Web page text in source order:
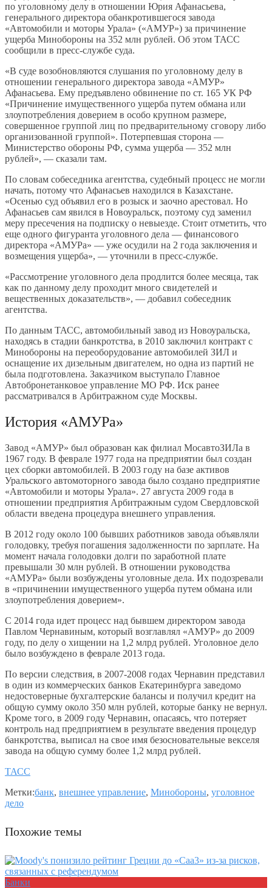
по уголовному делу в отношении Юрия Афанасьева,
генерального директора обанкротившегося завода
«Автомобили и моторы Урала» («АМУР») за причинение
ущерба Минобороны на 352 млн рублей. Об этом ТАСС
сообщили в пресс-службе суда.
«В суде возобновляются слушания по уголовному делу в
отношении генерального директора завода «АМУР»
Афанасьева. Ему предъявлено обвинение по ст. 165 УК РФ
«Причинение имущественного ущерба путем обмана или
злоупотребления доверием в особо крупном размере,
совершенное группой лиц по предварительному сговору либо
организованной группой». Потерпевшая сторона —
Министерство обороны РФ, сумма ущерба — 352 млн
рублей», — сказали там.
По словам собеседника агентства, судебный процесс не могли
начать, потому что Афанасьев находился в Казахстане.
«Осенью суд объявил его в розыск и заочно арестовал. Но
Афанасьев сам явился в Новоуральск, поэтому суд заменил
меру пресечения на подписку о невыезде. Стоит отметить, что
еще одного фигуранта уголовного дела — финансового
директора «АМУРа» — уже осудили на 2 года заключения и
возмещения ущерба», — уточнили в пресс-службе.
«Рассмотрение уголовного дела продлится более месяца, так
как по данному делу проходит много свидетелей и
вещественных доказательств», — добавил собеседник
агентства.
По данным ТАСС, автомобильный завод из Новоуральска,
находясь в стадии банкротства, в 2010 заключил контракт с
Минобороны на переоборудование автомобилей ЗИЛ и
оснащение их дизельным двигателем, но одна из партий не
была подготовлена. Заказчиком выступало Главное
Автобронетанковое управление МО РФ. Иск ранее
рассматривался в Арбитражном суде Москвы.
История «АМУРа»
Завод «АМУР» был образован как филиал МосавтоЗИЛа в
1967 году. В феврале 1977 года на предприятии был создан
цех сборки автомобилей. В 2003 году на базе активов
Уральского автомоторного завода было создано предприятие
«Автомобили и моторы Урала». 27 августа 2009 года в
отношении предприятия Арбитражным судом Свердловской
области введена процедура внешнего управления.
В 2012 году около 100 бывших работников завода объявляли
голодовку, требуя погашения задолженности по зарплате. На
момент начала голодовки долги по заработной плате
превышали 30 млн рублей. В отношении руководства
«АМУРа» были возбуждены уголовные дела. Их подозревали
в «причинении имущественного ущерба путем обмана или
злоупотребления доверием».
С 2014 года идет процесс над бывшем директором завода
Павлом Чернавиным, который возглавлял «АМУР» до 2009
году, по делу о хищении на 1,2 млрд рублей. Уголовное дело
было возбуждено в феврале 2013 года.
По версии следствия, в 2007-2008 годах Чернавин представил
в один из коммерческих банков Екатеринбурга заведомо
недостоверные бухгалтерские балансы и получил кредит на
общую сумму около 350 млн рублей, которые банку не вернул.
Кроме того, в 2009 году Чернавин, опасаясь, что потеряет
контроль над предприятием в результате введения процедур
банкротства, выписал на свое имя безосновательные векселя
завода на общую сумму более 1,2 млрд рублей.
ТАСС
Метки:банк, внешнее управление, Минобороны, уголовное
дело
Похожие темы
Банки